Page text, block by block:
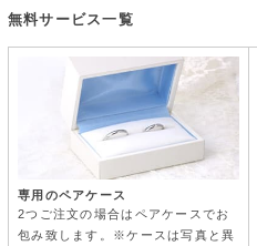
無料サービス一覧
専用のペアケース
2つご注文の場合はペアケースでお
包み致します。※ケースは写真と異